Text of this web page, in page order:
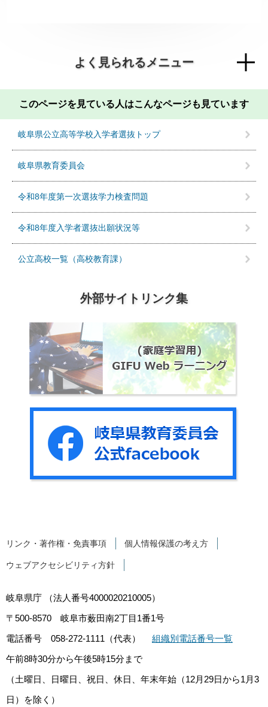
よく見られるメニュー
このページを見ている人はこんなページも見ています
岐阜県公立高等学校入学者選抜トップ
岐阜県教育委員会
令和8年度第一次選抜学力検査問題
令和8年度入学者選抜出願状況等
公立高校一覧（高校教育課）
外部サイトリンク集
リンク・著作権・免責事項 個人情報保護の考え方
ウェブアクセシビリティ方針
岐阜県庁
（法人番号4000020210005）
〒500-8570
岐阜市薮田南2丁目1番1号
電話番号 058-272-1111（代表）
組織別電話番号一覧
午前8時30分から午後5時15分まで
（土曜日、日曜日、祝日、休日、年末年始（12月29日から1月3
日）を除く）